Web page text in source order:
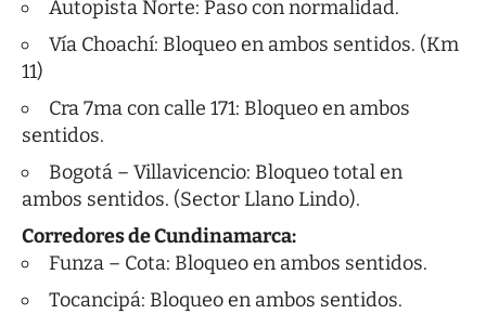
Autopista Norte: Paso con normalidad.
Vía Choachí: Bloqueo en ambos sentidos. (Km
11)
Cra 7ma con calle 171: Bloqueo en ambos
sentidos.
Bogotá – Villavicencio: Bloqueo total en
ambos sentidos. (Sector Llano Lindo).
Corredores de Cundinamarca:
Funza – Cota: Bloqueo en ambos sentidos.
Tocancipá: Bloqueo en ambos sentidos.